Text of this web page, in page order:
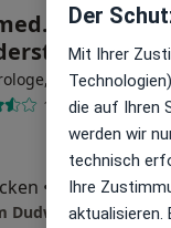
Colmar
Internist
12 Bewertungen
• Zu Google
Dudweiler MVZ
Der
Mit Ihrer
die auf Ihren
werden wir
technisch
Ihre
aktualisieren.